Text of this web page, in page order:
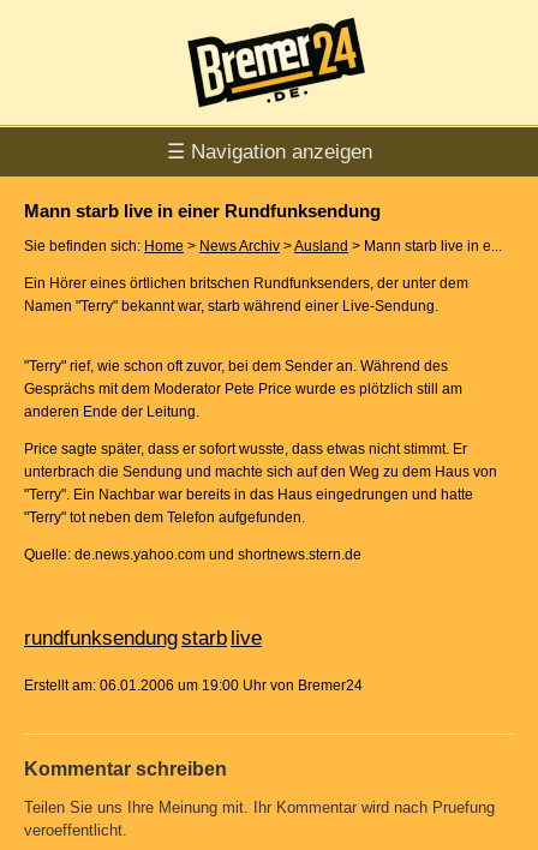
☰ Navigation anzeigen
Mann starb live in einer Rundfunksendung
Sie befinden sich: Home > News Archiv >Ausland > Mann starb live in e...
Ein Hörer eines örtlichen britschen Rundfunksenders, der unter dem
Namen "Terry" bekannt war, starb während einer Live-Sendung.
"Terry" rief, wie schon oft zuvor, bei dem Sender an. Während des
Gesprächs mit dem Moderator Pete Price wurde es plötzlich still am
anderen Ende der Leitung.
Price sagte später, dass er sofort wusste, dass etwas nicht stimmt. Er
unterbrach die Sendung und machte sich auf den Weg zu dem Haus von
"Terry". Ein Nachbar war bereits in das Haus eingedrungen und hatte
"Terry" tot neben dem Telefon aufgefunden.
Quelle: de.news.yahoo.com und shortnews.stern.de
rundfunksendungstarb live
Erstellt am: 06.01.2006 um 19:00 Uhr von Bremer24
Kommentar schreiben
Teilen Sie uns Ihre Meinung mit. Ihr Kommentar wird nach Pruefung
veroeffentlicht.